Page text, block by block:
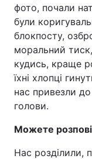
фото, почали
були
блокпосту,
моральний
кудись, краще
їхні хлопці
нас привезли
голови.
Можете
Нас розділили,